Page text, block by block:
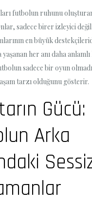
futbolun ruhunu
sadece birer izleyici
en büyük
her anı daha anlamlı
sadece bir oyun
tarzı olduğunu gösterir.
Gücü:
Arka